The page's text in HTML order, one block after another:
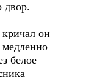
двор.
он
белое